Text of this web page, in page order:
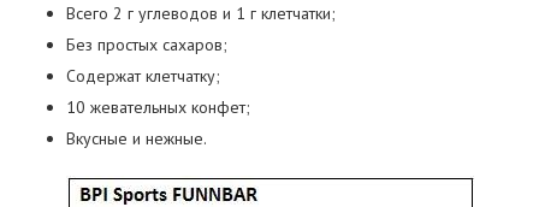
Всего 2 г углеводов и 1 г клетчатки;
Без простых сахаров;
Содержат клетчатку;
10 жевательных конфет;
Вкусные и нежные.